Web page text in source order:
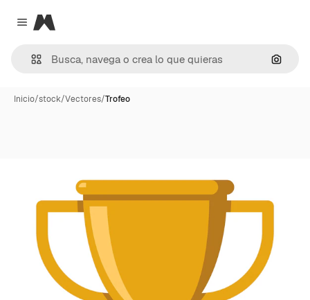
Close menu
Magnific
Inicio/stock/Vectores/Trofeo